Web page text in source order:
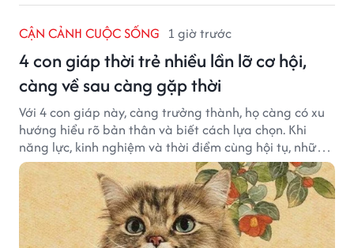
CẬN CẢNH CUỘC SỐNG 1 giờ trước
4 con giáp thời trẻ nhiều lần lỡ cơ hội,
càng về sau càng gặp thời
Với 4 con giáp này, càng trưởng thành, họ càng có xu
hướng hiểu rõ bản thân và biết cách lựa chọn. Khi
năng lực, kinh nghiệm và thời điểm cùng hội tụ, những
cơ hội từng tưởng đã vuột mất có thể được thay thế
bằng những cơ hội phù hợp hơn.